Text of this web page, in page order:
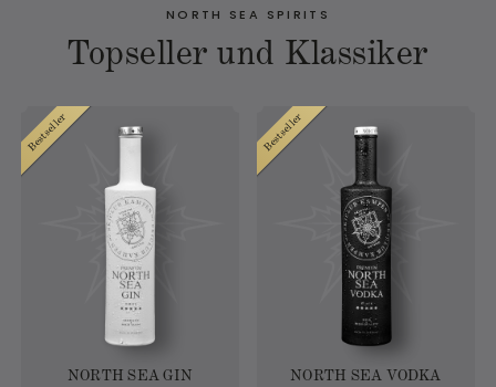
NORTH SEA SPIRITS
Topseller und Klassiker
Bestseller
NORTH SEA GIN
Bestseller
NORTH SEA VODKA